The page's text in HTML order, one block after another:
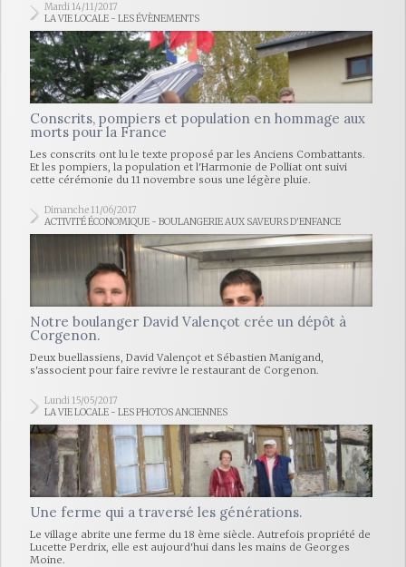
Mardi 14/11/2017
LA VIE LOCALE - LES ÉVÈNEMENTS
Conscrits, pompiers et population en hommage aux
morts pour la France
Les conscrits ont lu le texte proposé par les Anciens Combattants.
Et les pompiers, la population et l'Harmonie de Polliat ont suivi
cette cérémonie du 11 novembre sous une légère pluie.
Dimanche 11/06/2017
ACTIVITÉ ÉCONOMIQUE - BOULANGERIE AUX SAVEURS D'ENFANCE
Notre boulanger David Valençot crée un dépôt à
Corgenon.
Deux buellassiens, David Valençot et Sébastien Manigand,
s'associent pour faire revivre le restaurant de Corgenon.
Lundi 15/05/2017
LA VIE LOCALE - LES PHOTOS ANCIENNES
Une ferme qui a traversé les générations.
Le village abrite une ferme du 18 ème siècle. Autrefois propriété de
Lucette Perdrix, elle est aujourd'hui dans les mains de Georges
Moine.